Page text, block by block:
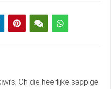
Oh die heerlijke sappige